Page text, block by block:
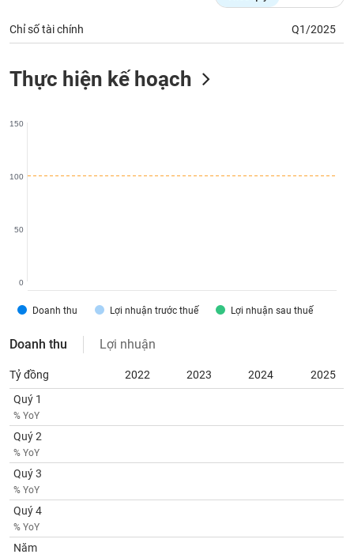
Chỉ số tài chính Q1/2025
Thực hiện kế hoạch
Doanh thu Lợi nhuận trước thuế Lợi nhuận sau thuế
0
50
100
150
Doanh thu Lợi nhuận
Tỷ đồng 2022 2023 2024
2025
Quý 1
% YoY
Quý 2
% YoY
Quý 3
% YoY
Quý 4
% YoY
Năm
tư